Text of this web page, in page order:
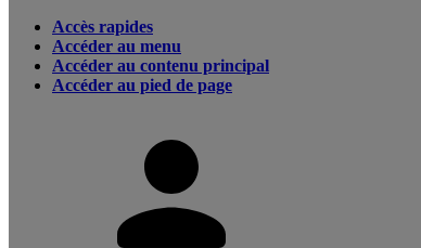
Accès rapides
Accéder au menu
Accéder au contenu principal
Accéder au pied de page